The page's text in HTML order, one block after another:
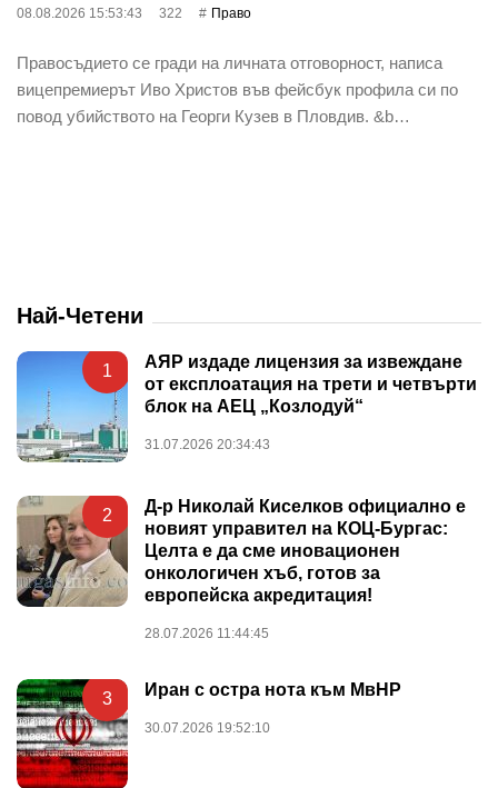
08.08.2026 15:53:43 322 Право
Правосъдието се гради на личната отговорност, написа
вицепремиерът Иво Христов във фейсбук профила си по
повод убийството на Георги Кузев в Пловдив. &b…
Най-Четени
1
АЯР издаде лицензия за извеждане
от експлоатация на трети и четвърти
блок на АЕЦ „Козлодуй“
31.07.2026 20:34:43
2
Д-р Николай Киселков официално е
новият управител на КОЦ-Бургас:
Целта е да сме иновационен
онкологичен хъб, готов за
европейска акредитация!
28.07.2026 11:44:45
3 Иран с остра нота към МвНР
30.07.2026 19:52:10